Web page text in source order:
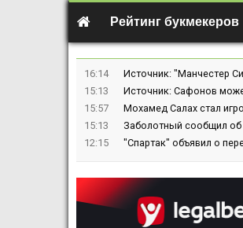
Рейтинг букмекеров
16:14
Источник: "Манчестер
15:13
Источник: Сафонов
15:57
Мохамед Салах стал
15:13
Заболотный сообщил об
12:15
"Спартак" объявил о